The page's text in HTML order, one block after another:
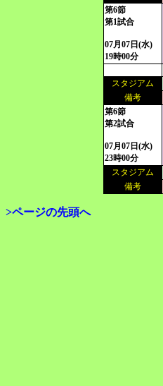
第6節
第1試合
07月07日(水)
19時00分
スタジアム
備考
第6節
第2試合
07月07日(水)
23時00分
スタジアム
備考
>ページの先頭へ